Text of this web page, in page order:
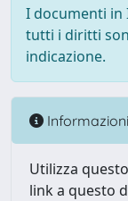
I documenti in
tutti i diritti
indicazione.
Informazioni
Utilizza
link a questo